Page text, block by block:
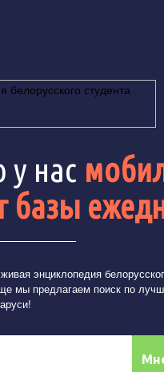
у нас
базы
энциклопедия
мы предлагаем поиск по